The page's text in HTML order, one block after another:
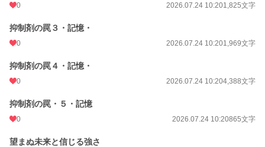
0 2026.07.24 10:201,825文字
抑制剤の罠３・記憶・
0 2026.07.24 10:201,969文字
抑制剤の罠４・記憶・
0 2026.07.24 10:204,388文字
抑制剤の罠・５・記憶
0 2026.07.24 10:20865文字
望まぬ未来と信じる強さ